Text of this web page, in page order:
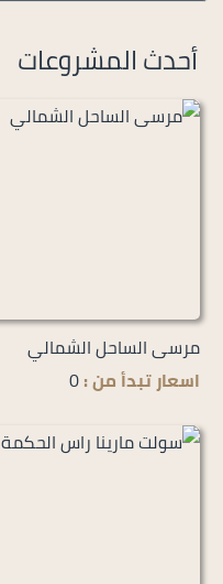
أحدث المشروعات
مرسى الساحل الشمالي
اسعار تبدأ من :0